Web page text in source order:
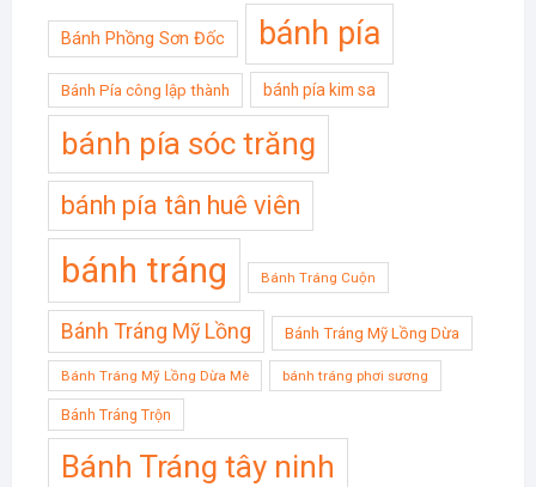
Bánh Phồng Sơn Đốc bánh pía
Bánh Pía công lập thành bánh pía kim sa
bánh pía sóc trăng
bánh pía tân huê viên
bánh tráng Bánh Tráng Cuộn
Bánh Tráng Mỹ Lồng Bánh Tráng Mỹ Lồng Dừa
Bánh Tráng Mỹ Lồng Dừa Mè bánh tráng phơi sương
Bánh Tráng Trộn
Bánh Tráng tây ninh